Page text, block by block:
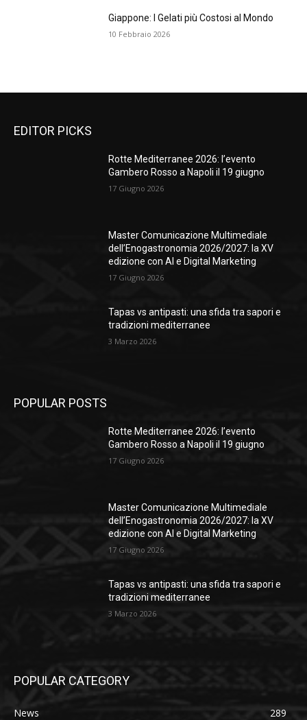
Giappone: I Gelati più Costosi al Mondo
10 Febbraio 2026
EDITOR PICKS
Rotte Mediterranee 2026: l’evento
Gambero Rosso a Napoli il 19 giugno
17 Giugno 2026
Master Comunicazione Multimediale
dell’Enogastronomia 2026/2027: la XV
edizione con AI e Digital Marketing
17 Giugno 2026
Tapas vs antipasti: una sfida tra sapori e
tradizioni mediterranee
3 Marzo 2026
POPULAR POSTS
Rotte Mediterranee 2026: l’evento
Gambero Rosso a Napoli il 19 giugno
17 Giugno 2026
Master Comunicazione Multimediale
dell’Enogastronomia 2026/2027: la XV
edizione con AI e Digital Marketing
17 Giugno 2026
Tapas vs antipasti: una sfida tra sapori e
tradizioni mediterranee
3 Marzo 2026
POPULAR CATEGORY
News
289